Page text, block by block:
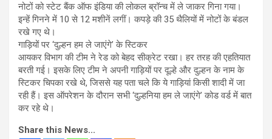
नोटों को स्टेट बैंक ऑफ इंडिया की लोकल ब्रॉन्च में ले जाकर गिना गया।
इन्हें गिनने में 10 से 12 मशीनें लगीं। कपड़े की 35 थैलियों में नोटों के बंडल
रखे गए थे।
गाड़ियों पर ‘दुल्हन हम ले जाएंगे’ के स्टिकर
आयकर विभाग की टीम ने रेड को बेहद सीक्रेट रखा। हर तरह की एहतियात
बरती गई। इसके लिए टीम ने अपनी गाड़ियों पर दूल्हे और दुल्हन के नाम के
स्टिकर चिपका रखे थे, जिससे यह पता चले कि ये गाड़ियां किसी शादी में जा
रही हैं। इस ऑपरेशन के दौरान सभी ‘दुल्हनिया हम ले जाएंगे’ कोड वर्ड में बात
कर रहे थे।
Share this News...